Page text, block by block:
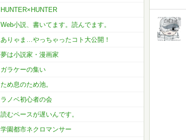
HUNTER×HUNTER
Web小説、書いてます。読んでます。
ありゃま…やっちゃったコト大公開！
夢は小説家・漫画家
ガラケーの集い
ため息のため池。
ラノベ初心者の会
読むペースが遅いんです。
学園都市ネクロマンサー